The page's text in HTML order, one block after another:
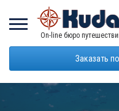
On-line бюро
Заказать